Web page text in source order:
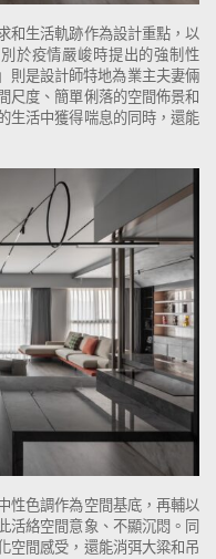
和生活軌跡作為設計重點，以
於疫情嚴峻時提出的強制性
則是設計師特地為業主夫妻倆
尺度、簡單俐落的空間佈景和
生活中獲得喘息的同時，還能
性色調作為空間基底，再輔以
活絡空間意象、不顯沉悶。同
空間感受，還能消弭大粱和吊